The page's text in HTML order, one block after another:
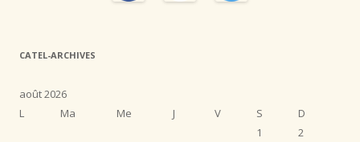
CATEL-ARCHIVES
août 2026
L
Ma Me J V S D
1
2